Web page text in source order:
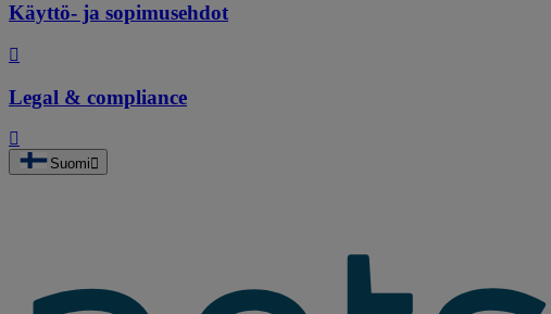
Käyttö- ja sopimusehdot
Legal & compliance
Suomi